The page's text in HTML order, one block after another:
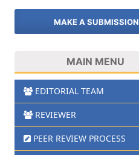
MAKE A SUBMISSION
MAIN MENU
EDITORIAL TEAM
REVIEWER
PEER REVIEW PROCESS